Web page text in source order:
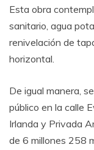
Esta obra
sanitario, agua
renivelación de
horizontal.
De igual manera,
público en la calle
Irlanda y Privada
de 6 millones 258